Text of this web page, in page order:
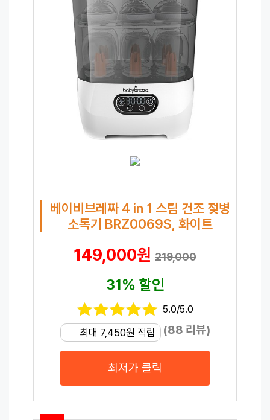
베이비브레짜 4 in 1 스팀 건조 젖병
소독기 BRZ0069S, 화이트
149,000원 219,000
31% 할인
5.0/5.0
최대 7,450원 적립 (88 리뷰)
최저가 클릭